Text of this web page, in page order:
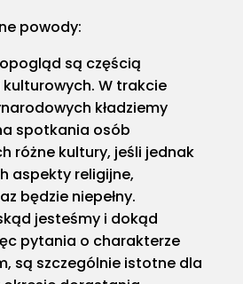
powody:
są częścią
W trakcie
kładziemy
spotkania osób
różne kultury, jeśli jednak
aspekty religijne,
będzie niepełny.
jesteśmy i dokąd
pytania o charakterze
są szczególnie istotne dla